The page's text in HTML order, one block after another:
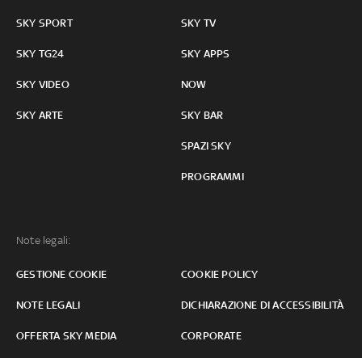
SKY SPORT
SKY TG24
SKY VIDEO
SKY ARTE
SKY TV
SKY APPS
NOW
SKY BAR
SPAZI SKY
PROGRAMMI
Note legali:
GESTIONE COOKIE COOKIE POLICY
NOTE LEGALI DICHIARAZIONE DI ACCESSIBILITÀ
OFFERTA SKY MEDIA CORPORATE